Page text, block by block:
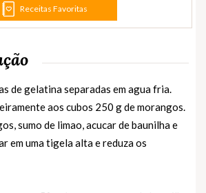
Receitas Favoritas
de gelatina separadas em agua fria.
aos cubos 250 g de morangos.
sumo de limao, acucar de baunilha e
em uma tigela alta e reduza os